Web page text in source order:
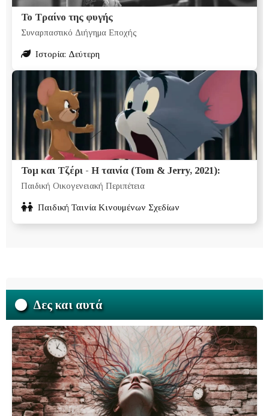
Το Τραίνο της φυγής
Συναρπαστικό Διήγημα Εποχής
Ιστορία: Δεύτερη
Τομ και Τζέρι - Η ταινία (Tom & Jerry, 2021):
Παιδική Οικογενειακή Περιπέτεια
Παιδική Ταινία Κινουμένων Σχεδίων
Δες και αυτά